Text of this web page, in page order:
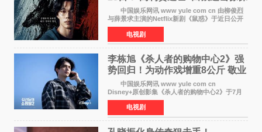
来袭
中国娱乐网讯 www yule com cn 由柳俊烈
与薛景求主演的Netflix新剧《鼠惑》于近日公开
主海报，正式定档8月28日上线。 海报中，柳
俊烈与薛景求背对背站立，各自朝向相反方向，
幽暗的色调与
电视剧
李栋旭《杀人者的购物中心2》强
势回归！为动作戏增重8公斤 敬业
获赞
中国娱乐网讯 www yule com cn
Disney+原创影集《杀人者的购物中心2》于7月
22日正式上线，由男神李栋旭主演的郑进湾以2 0
完全体强势回归。该剧第一季曾被《纽约时报》
评选为全球最佳影集之一
电视剧